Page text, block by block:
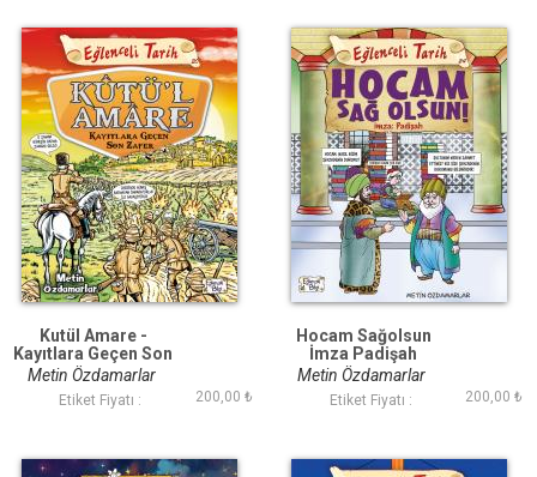
Kutül Amare -
Kayıtlara Geçen Son
Zafer
Metin Özdamarlar
Etiket Fiyatı : 200,00 ₺
Hocam Sağolsun
İmza Padişah
Metin Özdamarlar
Etiket Fiyatı : 200,00 ₺